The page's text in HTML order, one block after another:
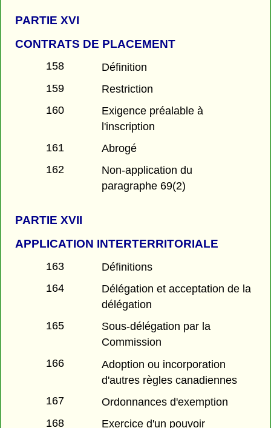
PARTIEXVI
CONTRATS DE PLACEMENT
158
Définition
159
Restriction
160
Exigence préalable à
l'inscription
161
Abrogé
162
Non-application du
paragraphe 69(2)
PARTIEXVII
APPLICATION INTERTERRITORIALE
163
Définitions
164
Délégation et acceptation de la
délégation
165
Sous-délégation par la
Commission
166
Adoption ou incorporation
d'autres règles canadiennes
167
Ordonnances d'exemption
168
Exercice d'un pouvoir